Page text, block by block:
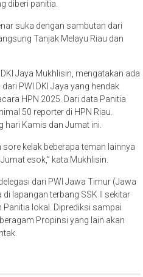
diberi panitia.
suka dengan sambutan dari
Tanjak Melayu Riau dan
Jaya Mukhlisin, mengatakan ada
PWI DKI Jaya yang hendak
HPN 2025. Dari data Panitia
50 reporter di HPN Riau.
hari Kamis dan Jumat ini.
kelak beberapa teman lainnya
esok,” kata Mukhlisin.
dari PWI Jawa Timur (Jawa
lapangan terbang SSK II sekitar
lokal. Diprediksi sampai
Propinsi yang lain akan